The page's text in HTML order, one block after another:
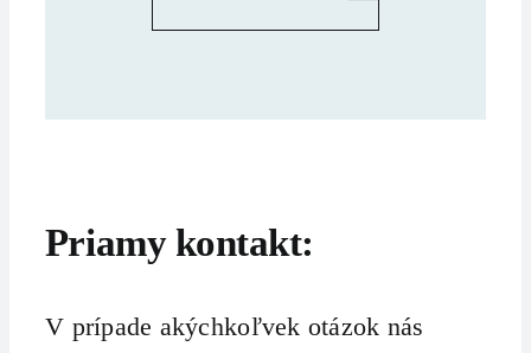
Priamy kontakt:
V prípade akýchkoľvek otázok nás